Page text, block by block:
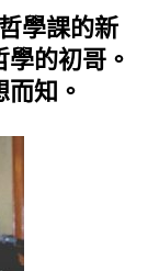
學課的新
的初哥。
知。